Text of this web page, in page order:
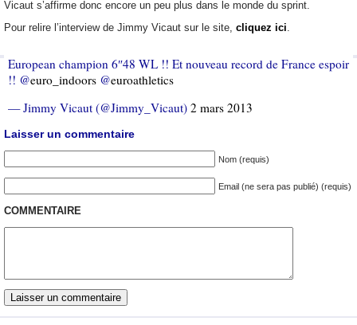
Vicaut s’affirme donc encore un peu plus dans le monde du sprint.
Pour relire l’interview de Jimmy Vicaut sur le site, cliquez ici
European champion 6″48 WL !! Et nouveau record de France espoir
!! @euro_indoors @euroathletics
— Jimmy Vicaut (@Jimmy_Vicaut) 2 mars 2013
Laisser un commentaire
Nom (requis)
Email (ne sera pas publié) (requis)
COMMENTAIRE